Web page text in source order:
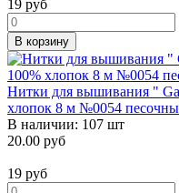
19 руб
В корзину
Нитки для вышивания "
хлопок 8 м №0054
В наличии: 107 шт
20.00 руб
19 руб